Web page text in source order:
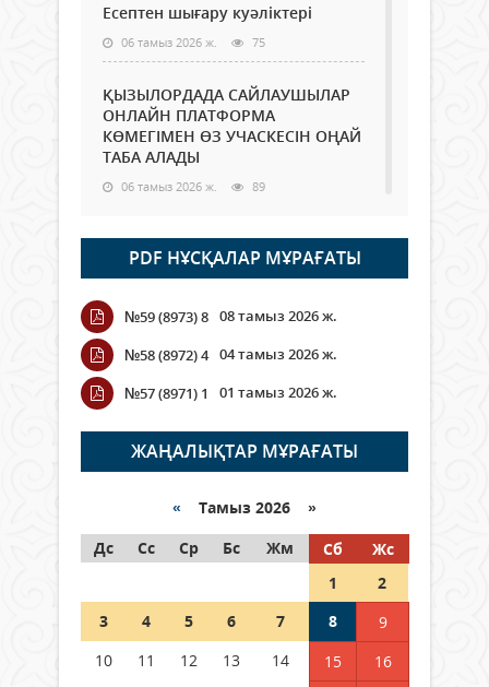
Есептен шығару куәліктері
06 тамыз 2026 ж. 75
ҚЫЗЫЛОРДАДА САЙЛАУШЫЛАР
ОНЛАЙН ПЛАТФОРМА
КӨМЕГІМЕН ӨЗ УЧАСКЕСІН ОҢАЙ
ТАБА АЛАДЫ
06 тамыз 2026 ж. 89
Open Air: Қызылорда облысы
полиция департаменті 20
мыңнан астам көрерменнің
қауіпсіздігін қамтамасыз етті
06 тамыз 2026 ж.
Wi-Fi ҚАБЫРҒА АРҚЫЛЫ ҚАЛАЙ
ӨТЕДІ?
06 тамыз 2026 ж. 266
граждане Казахстана,
05 тамыз 2026 ж. 147
Шетелде жүрген Қазақстан
азаматтары қалай дауыс бере
PDF НҰСҚАЛАР МҰРАҒАТЫ
№59 (8973) 8 08 тамыз 2026 ж.
№58 (8972) 4 04 тамыз 2026 ж.
№57 (8971) 1
01 тамыз 2026 ж.
ЖАҢАЛЫҚТАР МҰРАҒАТЫ
« Тамыз 2026 »
Дс
Сс Ср Бс Жм Сб
Жс
1
2
3
4 5 6 7 8
9
10
11 12 13 14 15
16